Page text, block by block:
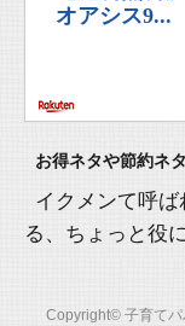
お得ネタや節約ネ
イクメンて呼ば
る、ちょっと役
Copyright© 子育て